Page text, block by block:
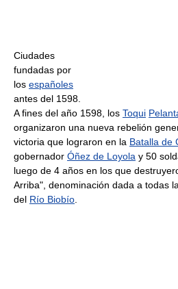
Ciudades
fundadas por
los españoles
antes del 1598.
A fines del año 1598, los Toqui
organizaron una nueva rebelión
victoria que lograron en la Batalla de
gobernador Óñez de Loyola y 50
luego de 4 años en los que
Arriba", denominación dada a todas
del Río Biobío.